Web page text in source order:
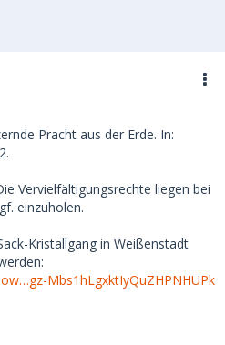
Pracht aus der Erde. In:
Vervielfältigungsrechte liegen bei
einzuholen.
Kristallgang in Weißenstadt
Mbs1hLgxktIyQuZHPNHUPk